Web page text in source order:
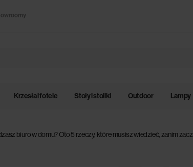
Krzesła i fotele Stoły i stoliki Outdoor Lampy
biuro w domu? Oto 5 rzeczy, które musisz wiedzieć, zanim